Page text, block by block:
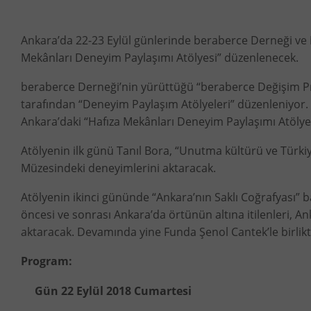
Ankara’da 22-23 Eylül günlerinde beraberce Derneği ve
Mekânları Deneyim Paylaşımı Atölyesi” düzenlenecek.
beraberce Derneği’nin yürüttüğü “beraberce Değişim
tarafından “Deneyim Paylaşım Atölyeleri”
Ankara’daki “Hafıza Mekânları Deneyim Paylaşımı
Atölyenin ilk günü Tanıl Bora, “Unutma kültürü ve
Müzesindeki deneyimlerini aktaracak.
Atölyenin ikinci gününde “Ankara’nın Saklı
öncesi ve sonrası Ankara’da örtünün altına itilenleri,
aktaracak. Devamında yine Funda Şenol Cantek’le
Program:
Gün 22 Eylül 2018 Cumartesi